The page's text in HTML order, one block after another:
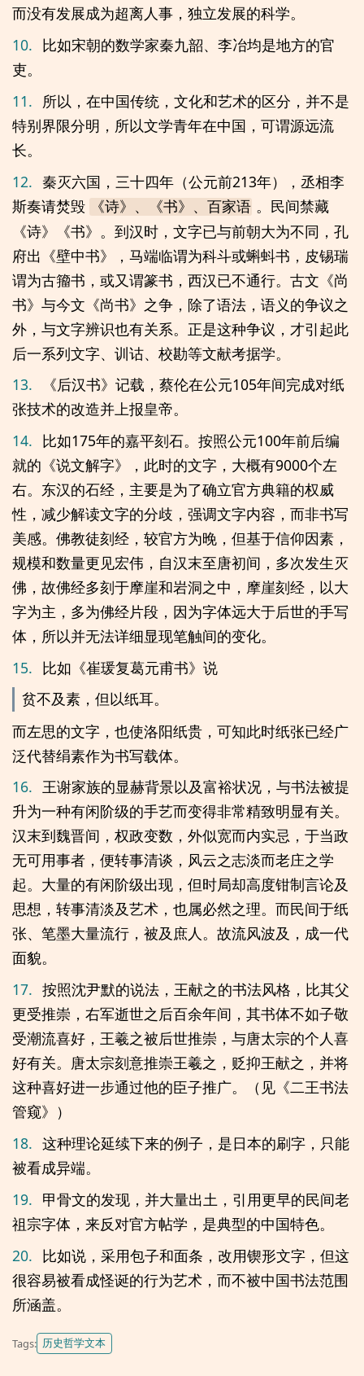
而没有发展成为超离人事，独立发展的科学。
10. 比如宋朝的数学家秦九韶、李冶均是地方的官
吏。
11. 所以，在中国传统，文化和艺术的区分，并不是
特别界限分明，所以文学青年在中国，可谓源远流
长。
12. 秦灭六国，三十四年（公元前213年），丞相李
斯奏请焚毁
《诗》、《书》、百家语 。民间禁藏
《诗》《书》。到汉时，文字已与前朝大为不同，孔
府出《壁中书》，马端临谓为科斗或蝌蚪书，皮锡瑞
谓为古籀书，或又谓篆书，西汉已不通行。古文《尚
书》与今文《尚书》之争，除了语法，语义的争议之
外，与文字辨识也有关系。正是这种争议，才引起此
后一系列文字、训诂、校勘等文献考据学。
13.
《后汉书》记载，蔡伦在公元105年间完成对纸
张技术的改造并上报皇帝。
14. 比如175年的嘉平刻石。按照公元100年前后编
就的《说文解字》，此时的文字，大概有9000个左
右。东汉的石经，主要是为了确立官方典籍的权威
性，减少解读文字的分歧，强调文字内容，而非书写
美感。佛教徒刻经，较官方为晚，但基于信仰因素，
规模和数量更见宏伟，自汉末至唐初间，多次发生灭
佛，故佛经多刻于摩崖和岩洞之中，摩崖刻经，以大
字为主，多为佛经片段，因为字体远大于后世的手写
体，所以并无法详细显现笔触间的变化。
15. 比如《崔瑗复葛元甫书》说
贫不及素，但以纸耳。
而左思的文字，也使洛阳纸贵，可知此时纸张已经广
泛代替绢素作为书写载体。
16. 王谢家族的显赫背景以及富裕状况，与书法被提
升为一种有闲阶级的手艺而变得非常精致明显有关。
汉末到魏晋间，权政变数，外似宽而内实忌，于当政
无可用事者，便转事清谈，风云之志淡而老庄之学
起。大量的有闲阶级出现，但时局却高度钳制言论及
思想，转事清淡及艺术，也属必然之理。而民间于纸
张、笔墨大量流行，被及庶人。故流风波及，成一代
面貌。
17. 按照沈尹默的说法，王献之的书法风格，比其父
更受推崇，右军逝世之后百余年间，其书体不如子敬
受潮流喜好，王羲之被后世推崇，与唐太宗的个人喜
好有关。唐太宗刻意推崇王羲之，贬抑王献之，并将
这种喜好进一步通过他的臣子推广。（见《二王书法
管窥》）
18. 这种理论延续下来的例子，是日本的刷字，只能
被看成异端。
19. 甲骨文的发现，并大量出土，引用更早的民间老
祖宗字体，来反对官方帖学，是典型的中国特色。
20. 比如说，采用包子和面条，改用锲形文字，但这
很容易被看成怪诞的行为艺术，而不被中国书法范围
所涵盖。
Tags: 历史哲学文本